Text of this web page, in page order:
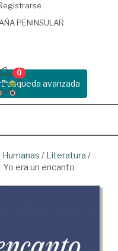
PENINSULAR
Busqueda avanzada
0
Humanas / Literatura /
Yo era un encanto